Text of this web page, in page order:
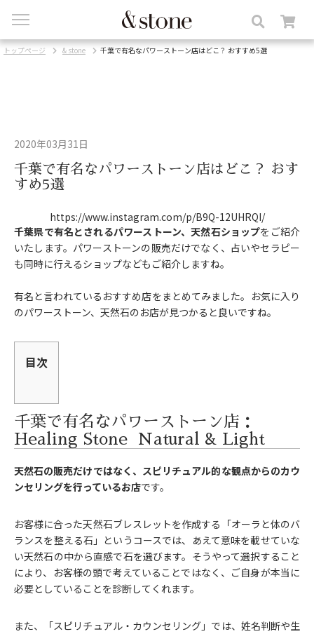
toggle
トップページ & stone 千葉で有名なパワーストーン店はどこ？ おすすめ5選
2020年03月31日
千葉で有名なパワーストーン店はどこ？ おす
すめ5選
https://www.instagram.com/p/B9Q-12UHRQI/
千葉県で有名とされるパワーストーン、天然石ショップをご紹介
いたします。パワーストーンの販売だけでなく、占いやセラピー
も同時に行えるショップなどもご紹介しますね。
有名と言われているおすすめ店をまとめてみました。お気に入り
のパワーストーン、天然石のお店が見つかると良いですね。
目次
千葉で有名なパワーストーン店：
Healing Stone Natural & Light
天然石の販売だけではなく、スピリチュアル的な観点からのカウ
ンセリングを行っているお店です。
お客様に合った天然石ブレスレットを作成する「オーラと体のバ
ランスを整える石」というコースでは、あえて意味を載せていな
い天然石の中から直感で石を選びます。そうやって選択すること
により、お客様の頭で考えていることではなく、ご自身が本当に
必要としていることを診断してくれます。
また、「スピリチュアル・カウンセリング」では、姓名判断や生